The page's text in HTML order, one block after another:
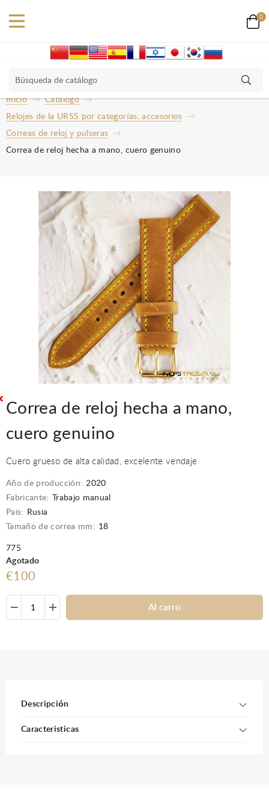
0
Inicio
Catalogo
Relojes de la URSS por categorías, accesorios
Correas de reloj y pulseras
Correa de reloj hecha a mano, cuero genuino
Correa de reloj hecha a mano,
cuero genuino
Cuero grueso de alta calidad, excelente vendaje
Año de producción: 2020
Fabricante:
Trabajo manual
Pais:
Rusia
Tamaño de correa mm: 18
775
Agotado
€100
Al carro
Descripción
Caracteristicas